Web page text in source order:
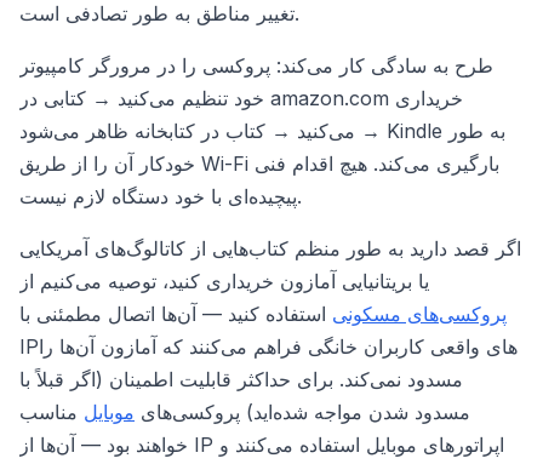
تغییر مناطق به طور تصادفی است.
طرح به سادگی کار می‌کند: پروکسی را در مرورگر کامپیوتر
خود تنظیم می‌کنید → کتابی در amazon.com خریداری
می‌کنید → کتاب در کتابخانه ظاهر می‌شود → Kindle به طور
خودکار آن را از طریق Wi-Fi بارگیری می‌کند. هیچ اقدام فنی
پیچیده‌ای با خود دستگاه لازم نیست.
اگر قصد دارید به طور منظم کتاب‌هایی از کاتالوگ‌های آمریکایی
یا بریتانیایی آمازون خریداری کنید، توصیه می‌کنیم از
پروکسی‌های مسکونی استفاده کنید — آن‌ها اتصال مطمئنی با
IPهای واقعی کاربران خانگی فراهم می‌کنند که آمازون آن‌ها را
مسدود نمی‌کند. برای حداکثر قابلیت اطمینان (اگر قبلاً با
مسدود شدن مواجه شده‌اید) پروکسی‌های موبایل مناسب
خواهند بود — آن‌ها از IP اپراتورهای موبایل استفاده می‌کنند و